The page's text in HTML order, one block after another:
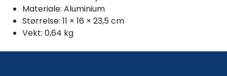
Materiale: Aluminium
Størrelse: 11 × 16 × 23,5 cm
Vekt: 0,64 kg